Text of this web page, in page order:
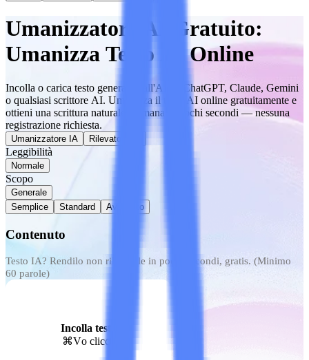
Umanizzatore AI Gratuito:
Umanizza Testo AI Online
Incolla o carica testo generato dall'AI da ChatGPT, Claude, Gemini
o qualsiasi scrittore AI. Umanizza il testo AI online gratuitamente e
ottieni una scrittura naturale e umana in pochi secondi — nessuna
registrazione richiesta.
Umanizzatore IA Rilevatore IA
Leggibilità
Normale
Scopo
Generale
Semplice
Standard Avanzato
Contenuto
Incolla testo
⌘Vo clicca